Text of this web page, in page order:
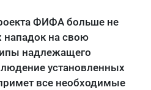
ФИФА больше не
нападок на свою
надлежащего
установленных
все необходимые